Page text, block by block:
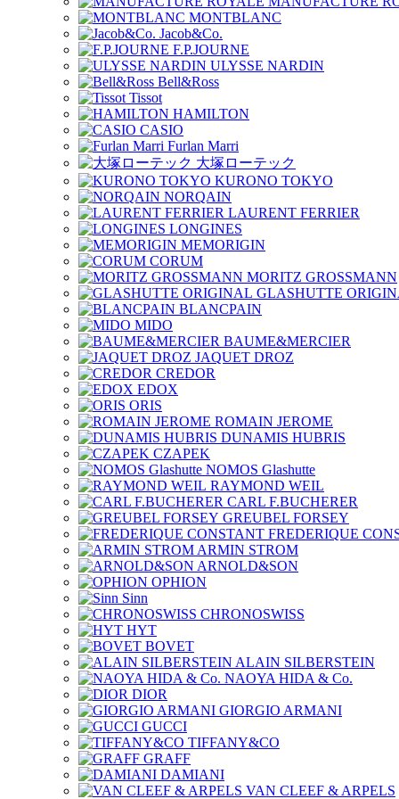
MONTBLANC
Jacob&Co.
F.P.JOURNE
ULYSSE NARDIN
Bell&Ross
Tissot
HAMILTON
CASIO
Furlan Marri
大塚ローテック
KURONO TOKYO
NORQAIN
LAURENT FERRIER
LONGINES
MEMORIGIN
CORUM
MORITZ GROSSMANN
GLASHUTTE
BLANCPAIN
MIDO
BAUME&MERCIER
JAQUET DROZ
CREDOR
EDOX
ORIS
ROMAIN JEROME
DUNAMIS HUBRIS
CZAPEK
NOMOS Glashutte
RAYMOND WEIL
CARL F.BUCHERER
GREUBEL FORSEY
FREDERIQUE
ARMIN STROM
ARNOLD&SON
OPHION
Sinn
CHRONOSWISS
HYT
BOVET
ALAIN SILBERSTEIN
NAOYA HIDA & Co.
DIOR
GIORGIO ARMANI
GUCCI
TIFFANY&CO
GRAFF
DAMIANI
VAN CLEEF & ARPELS